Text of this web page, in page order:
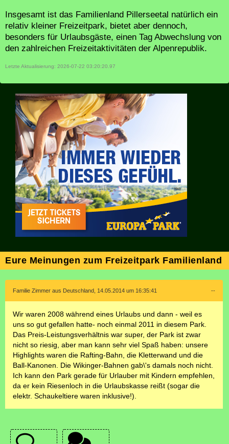
Insgesamt ist das Familienland Pillerseetal natürlich ein
relativ kleiner Freizeitpark, bietet aber dennoch,
besonders für Urlaubsgäste, einen Tag Abwechslung von
den zahlreichen Freizeitaktivitäten der Alpenrepublik.
Letzte Aktualisierung: 2026-07-22 03:20:20.97
Eure Meinungen zum Freizeitpark Familienland
Familie Zimmer aus Deutschland, 14.05.2014 um 16:35:41 --
Wir waren 2008 während eines Urlaubs und dann - weil es
uns so gut gefallen hatte- noch einmal 2011 in diesem Park.
Das Preis-Leistungsverhältnis war super, der Park ist zwar
nicht so riesig, aber man kann sehr viel Spaß haben: unsere
Highlights waren die Rafting-Bahn, die Kletterwand und die
Ball-Kanonen. Die Wikinger-Bahnen gab\'s damals noch nicht.
Ich kann den Park gerade für Urlauber mit Kindern empfehlen,
da er kein Riesenloch in die Urlaubskasse reißt (sogar die
elektr. Schaukeltiere waren inklusive!).